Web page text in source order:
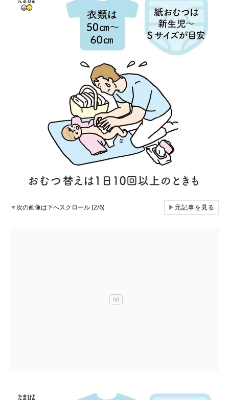
▼次の画像は下へスクロール (2/6) ▶元記事を見る